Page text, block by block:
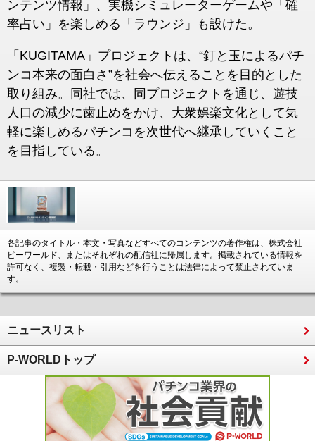
ンテンツ情報」、実機シミュレーターゲームや「確
率占い」を楽しめる「ラウンジ」も設けた。
「KUGITAMA」プロジェクトは、“釘と玉によるパチ
ンコ本来の面白さ”を社会へ伝えることを目的とした
取り組み。同社では、同プロジェクトを通じ、遊技
人口の減少に歯止めをかけ、大衆娯楽文化として気
軽に楽しめるパチンコを次世代へ継承していくこと
を目指している。
各記事のタイトル・本文・写真などすべてのコンテンツの著作権は、株式会社
ピーワールド、またはそれぞれの配信社に帰属します。掲載されている情報を
許可なく、複製・転載・引用などを行うことは法律によって禁止されていま
す。
ニュースリスト
P-WORLDトップ